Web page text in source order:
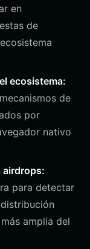
en
de
ecosistema:
de
por
nativo
airdrops:
para detectar
amplia del